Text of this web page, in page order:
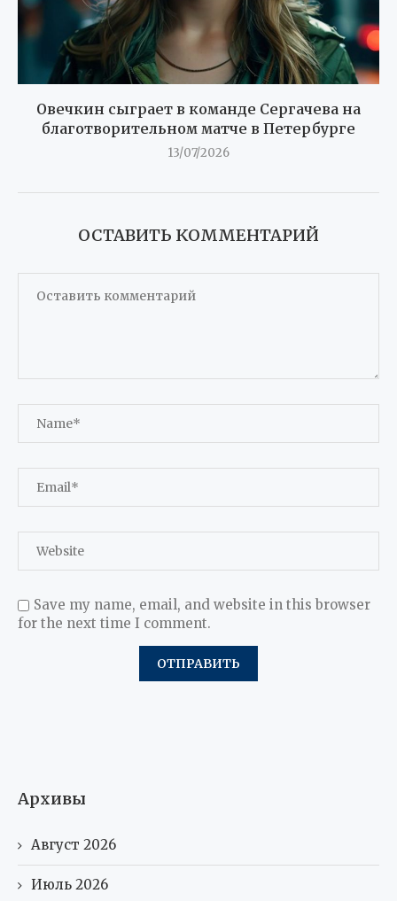
Овечкин сыграет в команде Сергачева на
благотворительном матче в Петербурге
13/07/2026
ОСТАВИТЬ КОММЕНТАРИЙ
Save my name, email, and website in this browser
for the next time I comment.
Архивы
Август 2026
Июль 2026